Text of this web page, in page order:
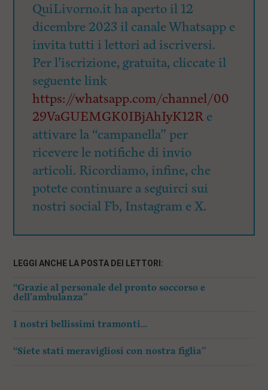
QuiLivorno.it ha aperto il 12
dicembre 2023 il canale Whatsapp e
invita tutti i lettori ad iscriversi.
Per l’iscrizione, gratuita, cliccate il
seguente link
https://whatsapp.com/channel/00
29VaGUEMGK0IBjAhIyK12Re
attivare la “campanella” per
ricevere le notifiche di invio
articoli. Ricordiamo, infine, che
potete continuare a seguirci sui
nostri social Fb, Instagram e X.
LEGGI ANCHE LA POSTA DEI LETTORI:
“Grazie al personale del pronto soccorso e
dell’ambulanza”
I nostri bellissimi tramonti…
“Siete stati meravigliosi con nostra figlia”